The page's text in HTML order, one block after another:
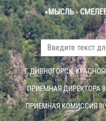
«МЫСЛЬ -
Г. ДИВНОГОРСК,
ПРИЕМНАЯ ДИРЕКТОРА
ПРИЕМНАЯ КОМИССИЯ